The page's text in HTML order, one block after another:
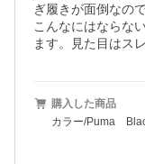
ぎ履きが面倒なの
こんなにはならな
ます。見た目はス
購入した商品
カラー/Puma